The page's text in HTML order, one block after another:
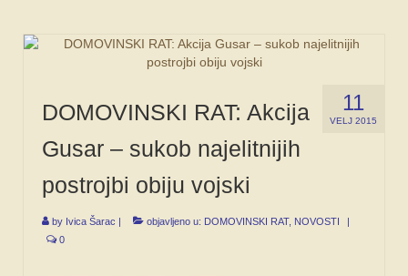
11
VELJ 2015
DOMOVINSKI RAT: Akcija
Gusar – sukob najelitnijih
postrojbi obiju vojski
by Ivica Šarac | objavljeno u: DOMOVINSKI RAT, NOVOSTI
|
0